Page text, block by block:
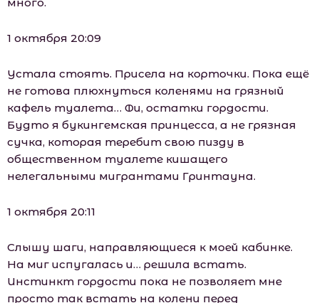
1 октября 20:09
Устала стоять. Присела на корточки. Пока ещё
не готова плюхнуться коленями на грязный
кафель туалета… Фи, остатки гордости.
Будто я букингемская принцесса, а не грязная
сучка, которая теребит свою пизду в
общественном туалете кишащего
нелегальными мигрантами Гринтауна.
1 октября 20:11
Слышу шаги, направляющиеся к моей кабинке.
На миг испугалась и… решила встать.
Инстинкт гордости пока не позволяет мне
просто так встать на колени перед